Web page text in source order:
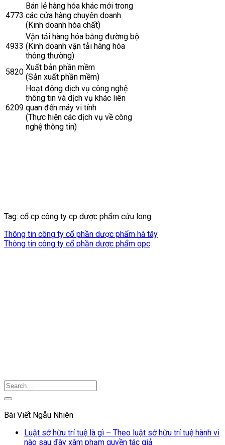
4773
Bán lẻ hàng hóa khác mới trong
các cửa hàng chuyên doanh
(Kinh doanh hóa chất)
4933
Vận tải hàng hóa bằng đường bộ
(Kinh doanh vận tải hàng hóa
thông thường)
5820 Xuất bản phần mềm
(Sản xuất phần mềm)
6209
Hoạt động dịch vụ công nghệ
thông tin và dịch vụ khác liên
quan đến máy vi tính
(Thực hiện các dịch vụ về công
nghệ thông tin)
Tag: cổ cp công ty cp dược phẩm cửu long
Thông tin công ty cổ phần dược phẩm hà tây
Thông tin công ty cổ phần dược phẩm opc
Bài Viết Ngẫu Nhiên
Luật sở hữu trí tuệ là gì – Theo luật sở hữu trí tuệ hành vi
nào sau đây xâm phạm quyền tác giả